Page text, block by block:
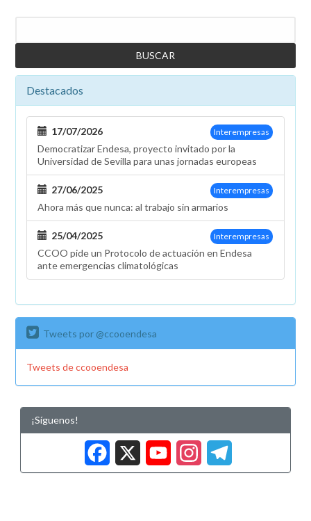
Destacados
Interempresas
17/07/2026
Democratizar Endesa, proyecto invitado por la
Universidad de Sevilla para unas jornadas europeas
Interempresas
27/06/2025
Ahora más que nunca: al trabajo sin armarios
Interempresas
25/04/2025
CCOO pide un Protocolo de actuación en Endesa
ante emergencias climatológicas
Tweets por @ccooendesa
Tweets de ccooendesa
¡Síguenos!
Facebook
X